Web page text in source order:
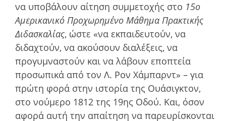
να υποβάλουν αίτηση συµµετοχής στο 15ο
Αµερικανικό Προχωρηµένο Μάθηµα Πρακτικής
Διδασκαλίας, ώστε «να εκπαιδευτούν, να
διδαχτούν, να ακούσουν διαλέξεις, να
προγυµναστούν και να λάβουν εποπτεία
προσωπικά από τον Λ. Ρον Χάµπαρντ» – για
πρώτη φορά στην ιστορία της Ουάσιγκτον,
στο νούµερο 1812 της 19ης Οδού. Και, όσον
αφορά αυτή την απαίτηση να παρευρίσκονται